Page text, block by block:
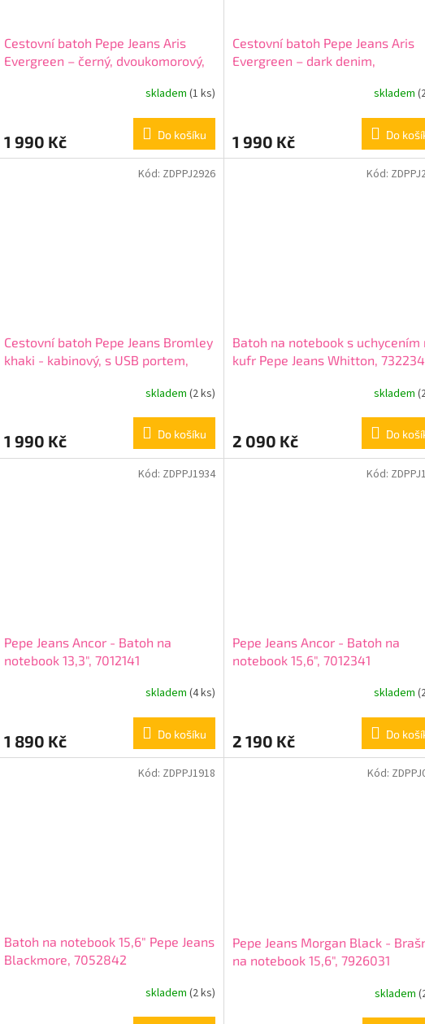
Cestovní batoh Pepe Jeans Aris
Evergreen – černý, dvoukomorový,
skladem (1 ks)
1 990 Kč Do košíku
Cestovní batoh Pepe Jeans Aris
Evergreen – dark denim,
skladem
1 990 Kč Do
Cestovní batoh Pepe Jeans Bromley
khaki - kabinový, s USB portem,
skladem (2 ks)
1 990 Kč Do košíku
Kód: ZDPPJ2926
Batoh na notebook s uchycením
kufr Pepe Jeans Whitton,
skladem
2 090 Kč Do
Kód:
Pepe Jeans Ancor - Batoh na
notebook 13,3", 7012141
skladem (4 ks)
1 890 Kč Do košíku
Kód: ZDPPJ1934
Pepe Jeans Ancor - Batoh na
notebook 15,6", 7012341
skladem
2 190 Kč Do
Kód:
Batoh na notebook 15,6" Pepe Jeans
Blackmore, 7052842
skladem (2 ks)
Kód: ZDPPJ1918
Pepe Jeans Morgan Black -
na notebook 15,6", 7926031
skladem
Kód: